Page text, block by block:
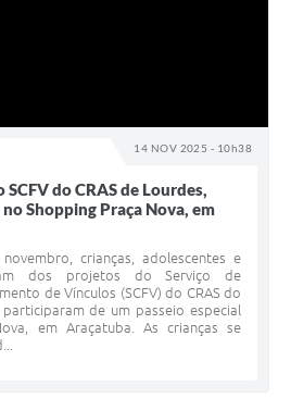
14 NOV 2025 - 10h38
do CRAS de Lourdes,
Shopping Praça Nova, em
crianças, adolescentes e
dos projetos do Serviço de
de Vínculos (SCFV) do CRAS do
de um passeio especial
em Araçatuba. As crianças se